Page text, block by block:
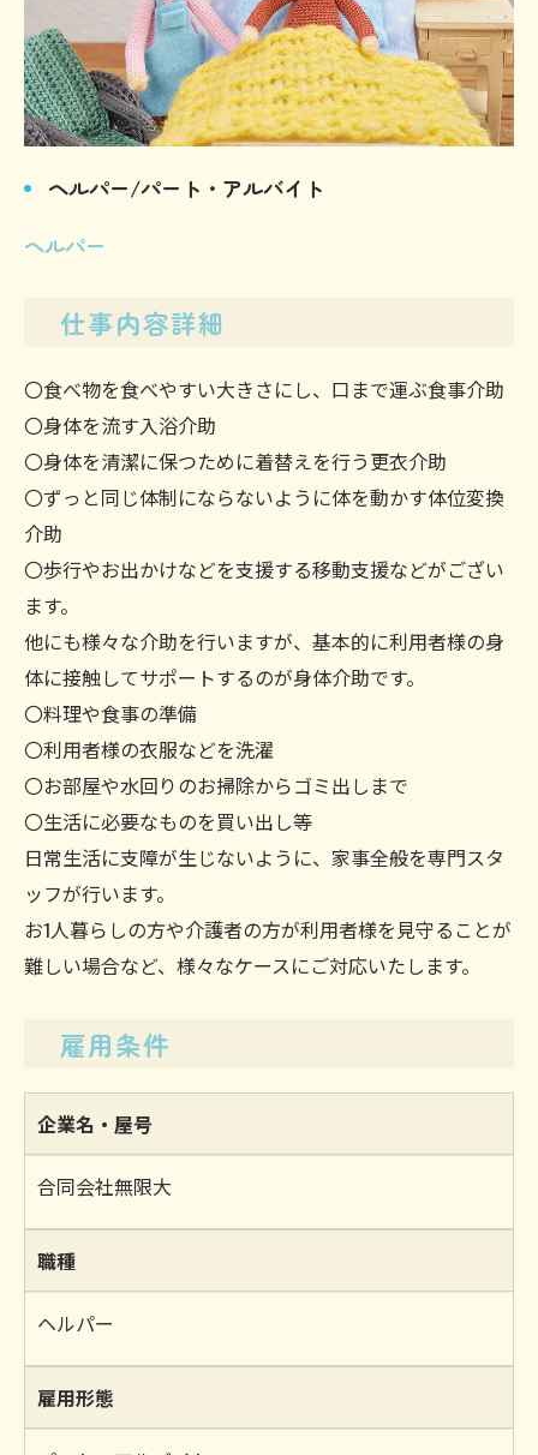
ヘルパー/パート・アルバイト
ヘルパー
仕事内容詳細
〇食べ物を食べやすい大きさにし、口まで運ぶ食事介助
〇身体を流す入浴介助
〇身体を清潔に保つために着替えを行う更衣介助
〇ずっと同じ体制にならないように体を動かす体位変換
介助
〇歩行やお出かけなどを支援する移動支援などがござい
ます。
他にも様々な介助を行いますが、基本的に利用者様の身
体に接触してサポートするのが身体介助です。
〇料理や食事の準備
〇利用者様の衣服などを洗濯
〇お部屋や水回りのお掃除からゴミ出しまで
〇生活に必要なものを買い出し等
日常生活に支障が生じないように、家事全般を専門スタ
ッフが行います。
お1人暮らしの方や介護者の方が利用者様を見守ることが
難しい場合など、様々なケースにご対応いたします。
雇用条件
企業名・屋号
合同会社無限大
職種
ヘルパー
雇用形態